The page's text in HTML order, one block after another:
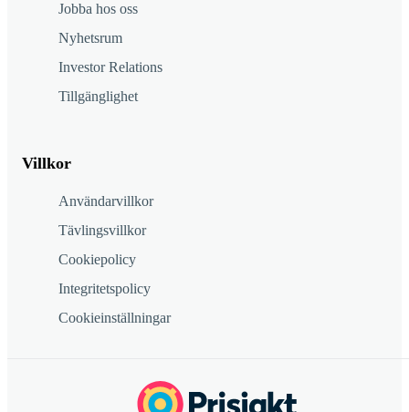
Jobba hos oss
Nyhetsrum
Investor Relations
Tillgänglighet
Villkor
Användarvillkor
Tävlingsvillkor
Cookiepolicy
Integritetspolicy
Cookieinställningar